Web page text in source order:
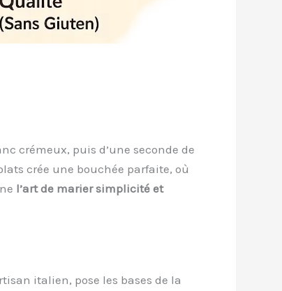
crémeux, puis d’une seconde de
crée une bouchée parfaite, où
l’art de marier simplicité et
italien, pose les bases de la